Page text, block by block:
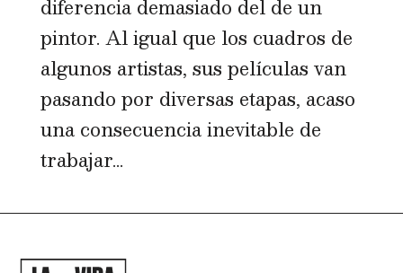
diferencia demasiado del de un
pintor. Al igual que los cuadros de
algunos artistas, sus películas van
pasando por diversas etapas, acaso
una consecuencia inevitable de
trabajar...